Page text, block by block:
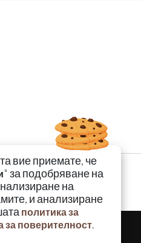
вие приемате, че
" за подобряване на
на
и анализиране
политика за
за поверителност.